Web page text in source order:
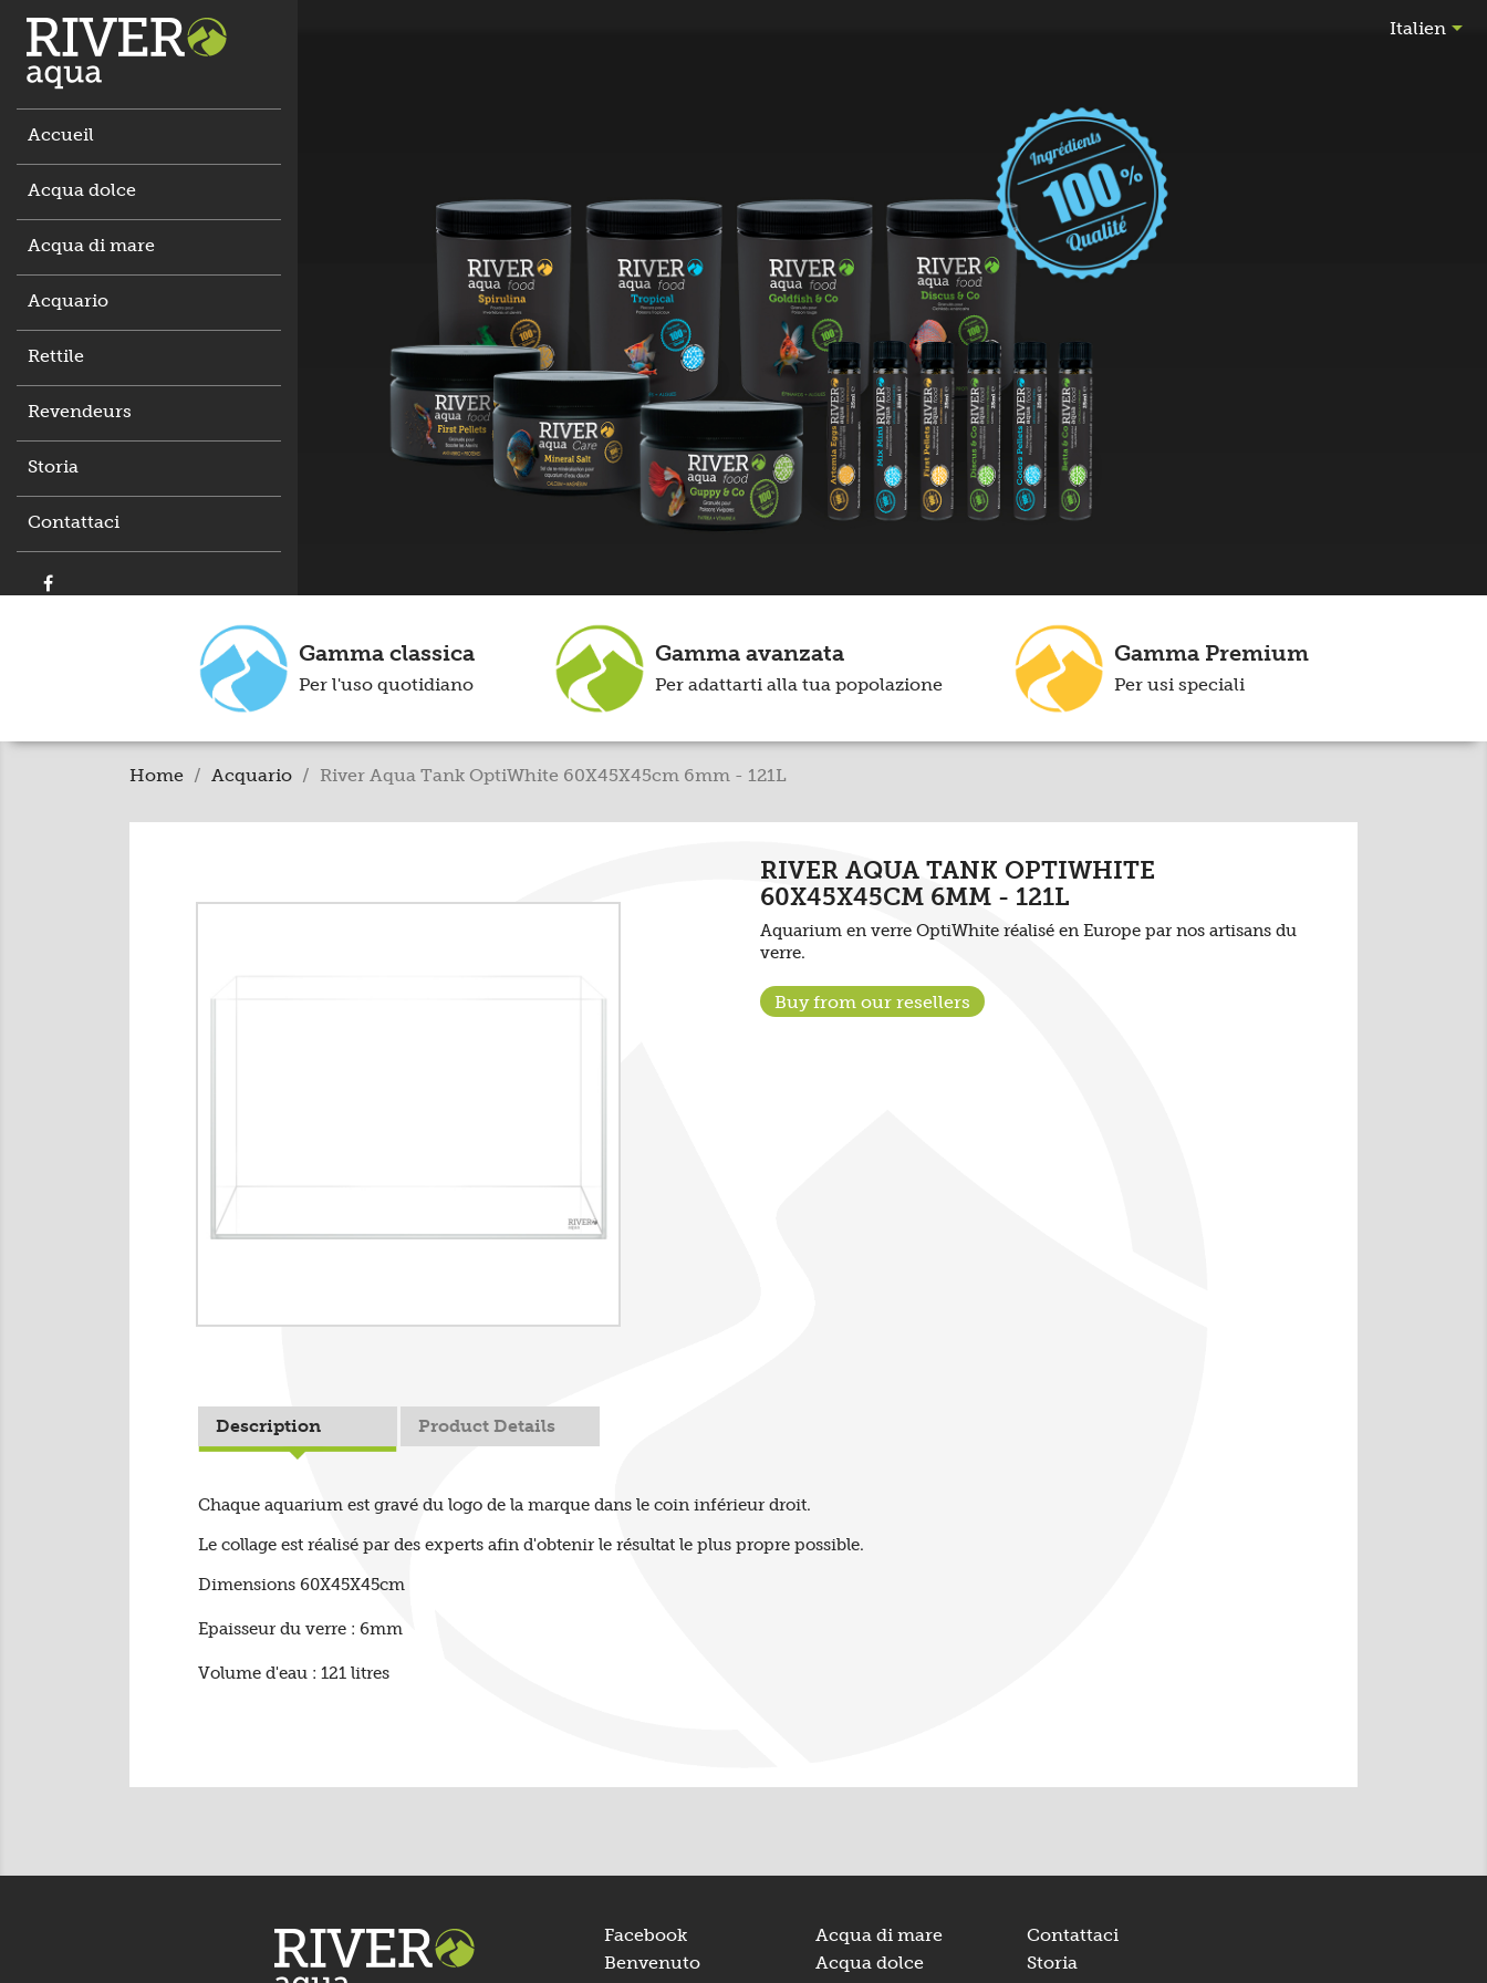
Italien
Accueil
Acqua dolce
Acqua di mare
Acquario
Rettile
Revendeurs
Storia
Contattaci
Gamma classica
Per l'uso quotidiano
Gamma avanzata
Per adattarti alla tua popolazione
Gamma Premium
Per usi speciali
Home Acquario River Aqua Tank OptiWhite 60X45X45cm 6mm - 121L
RIVER AQUA TANK OPTIWHITE
60X45X45CM 6MM - 121L
Aquarium en verre OptiWhite réalisé en Europe par nos artisans du
verre.
Buy from our resellers
Description Product Details
Chaque aquarium est gravé du logo de la marque dans le coin inférieur droit.
Le collage est réalisé par des experts afin d'obtenir le résultat le plus propre possible.
Dimensions 60X45X45cm
Epaisseur du verre : 6mm
Volume d'eau : 121 litres
Facebook
Benvenuto
Acqua di mare
Acqua dolce
Contattaci
Storia